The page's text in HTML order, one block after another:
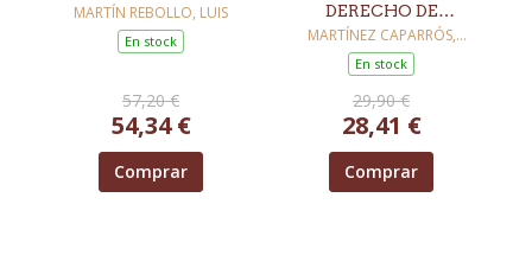
MARTÍN REBOLLO, LUIS
En stock
57,20 €
54,34 €
Comprar
DERECHO DE
TANTEO Y
RETRACTO POR LAS
ADMINISTRACIONES
PÚBLICAS EN
MATERIA DE
MARTÍNEZ CAPARRÓS,
EUGENIO
En stock
29,90 €
28,41 €
Comprar